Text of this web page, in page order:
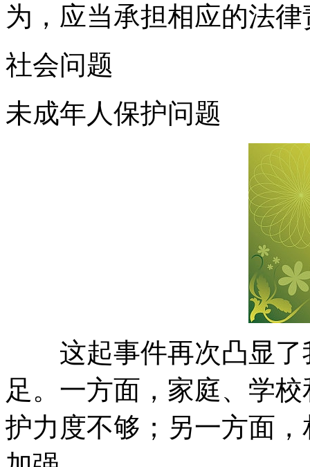
为，应当承担相应的法
社会问题
未成年人保护问题
这起事件再次凸显了
足。一方面，家庭、学
护力度不够；另一方面